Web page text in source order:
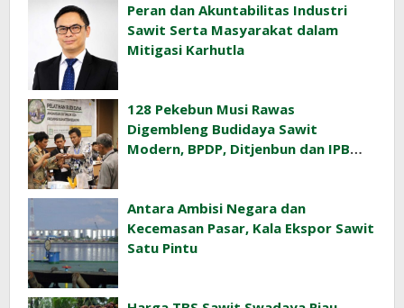
Peran dan Akuntabilitas Industri
Sawit Serta Masyarakat dalam
Mitigasi Karhutla
128 Pekebun Musi Rawas
Digembleng Budidaya Sawit
Modern, BPDP, Ditjenbun dan IPB
Antara Ambisi Negara dan
Kecemasan Pasar, Kala Ekspor Sawit
Satu Pintu